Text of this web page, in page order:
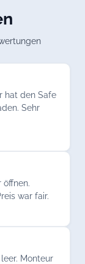
hat den Safe
Sehr
öffnen.
war fair.
Monteur